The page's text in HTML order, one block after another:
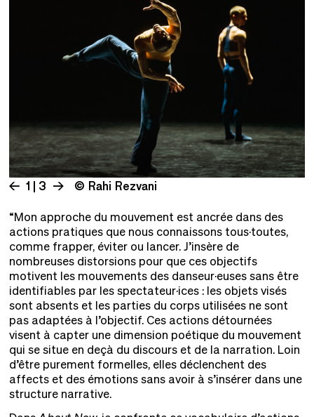
1 | 3 © Rahi Rezvani
“Mon approche du mouvement est ancrée dans des
actions pratiques que nous connaissons tous·toutes,
comme frapper, éviter ou lancer. J’insère de
nombreuses distorsions pour que ces objectifs
motivent les mouvements des danseur·euses sans être
identifiables par les spectateur·ices : les objets visés
sont absents et les parties du corps utilisées ne sont
pas adaptées à l’objectif. Ces actions détournées
visent à capter une dimension poétique du mouvement
qui se situe en deçà du discours et de la narration. Loin
d’être purement formelles, elles déclenchent des
affects et des émotions sans avoir à s’insérer dans une
structure narrative.